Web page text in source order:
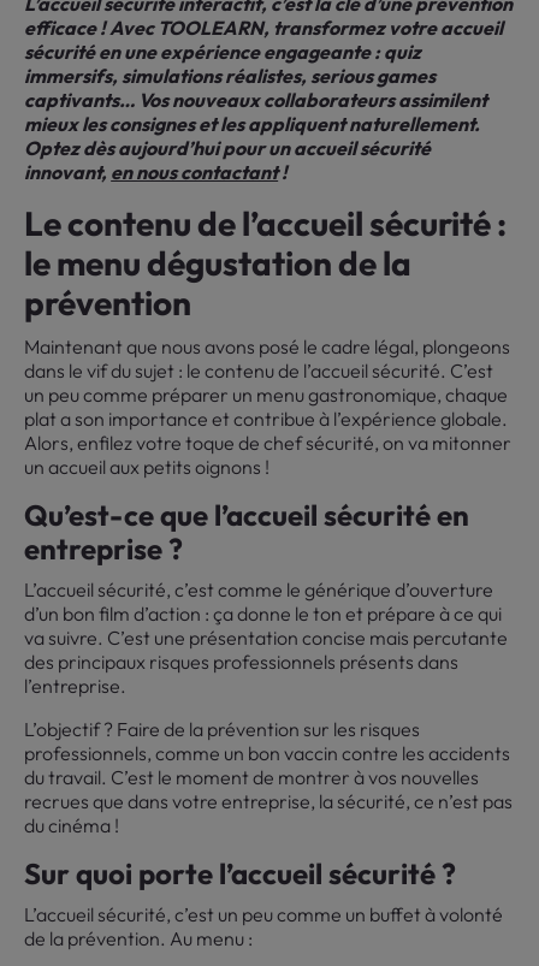
efficace ! Avec TOOLEARN, transformez votre accueil
sécurité en une expérience engageante : quiz
immersifs, simulations réalistes, serious games
captivants… Vos nouveaux collaborateurs assimilent
mieux les consignes et les appliquent naturellement.
Optez dès aujourd’hui pour un accueil sécurité
innovant, en nous contactant!
Le contenu de l’accueil sécurité :
le menu dégustation de la
prévention
Maintenant que nous avons posé le cadre légal, plongeons
dans le vif du sujet : le contenu de l’accueil sécurité. C’est
un peu comme préparer un menu gastronomique, chaque
plat a son importance et contribue à l’expérience globale.
Alors, enfilez votre toque de chef sécurité, on va mitonner
un accueil aux petits oignons !
Qu’est-ce que l’accueil sécurité en
entreprise ?
L’accueil sécurité, c’est comme le générique d’ouverture
d’un bon film d’action : ça donne le ton et prépare à ce qui
va suivre. C’est une présentation concise mais percutante
des principaux risques professionnels présents dans
l’entreprise.
L’objectif ? Faire de la prévention sur les risques
professionnels, comme un bon vaccin contre les accidents
du travail. C’est le moment de montrer à vos nouvelles
recrues que dans votre entreprise, la sécurité, ce n’est pas
du cinéma !
Sur quoi porte l’accueil sécurité ?
L’accueil sécurité, c’est un peu comme un buffet à volonté
de la prévention. Au menu :